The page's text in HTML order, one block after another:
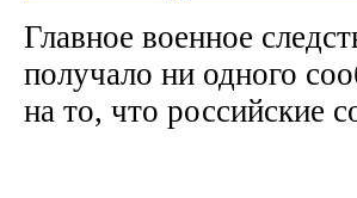
Главное военное
получало ни одного
на то, что российские